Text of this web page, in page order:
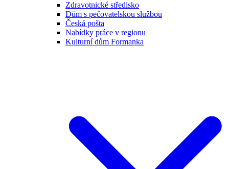
Zdravotnické středisko
Dům s pečovatelskou službou
Česká pošta
Nabídky práce v regionu
Kulturní dům Formanka